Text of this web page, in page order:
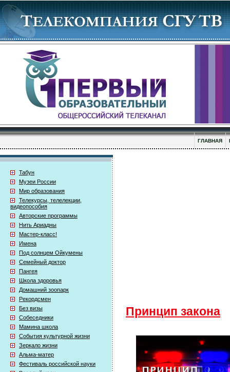
ГЛАВНАЯ
Табун
Музеи России
Мир образования
Телекурсы, телелекции,
видеопособия
Авторские программы
Нить Ариадны
Мастер-класс!
Имена
Под солнцем Ойкумены
Семейный доктор
Пангея
Школа здоровья
Домашний зоопарк
Рекордсмен
Без визы
Собеседники
Мамина школа
События культурной жизни
Зеркало жизни
Альма-матер
Фестиваль российской науки
Принцип закона